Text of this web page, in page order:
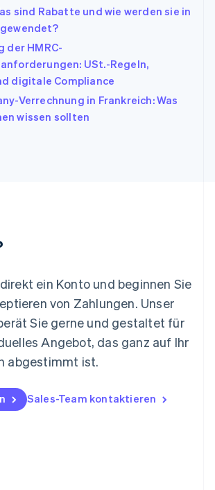
sind Rabatte und wie werden sie in
der HMRC-
USt.-Regeln,
digitale Compliance
Verrechnung in Frankreich: Was
wissen sollten
ein Konto und beginnen Sie
von Zahlungen. Unser
Sie gerne und gestaltet für
Angebot, das ganz auf Ihr
abgestimmt ist.
Sales-Team kontaktieren